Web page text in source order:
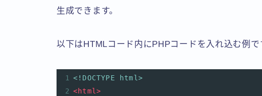
生成できます。
以下はHTMLコード内にPHPコードを入れ込む例
1 <!DOCTYPE html>
2 <html>